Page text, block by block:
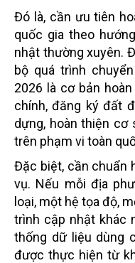
Đó là, cần ưu tiên
quốc gia theo
nhật thường xuyên.
bộ quá trình
2026 là cơ bản
chính, đăng ký đất
dựng, hoàn thiện
trên phạm vi toàn
Đặc biệt, cần chuẩn
vụ. Nếu mỗi địa
loại, một hệ tọa độ,
trình cập nhật khác
thống dữ liệu dùng
được thực hiện từ